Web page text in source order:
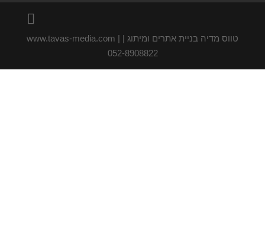
טווס מדיה בניית אתרים ומיתוג | www.tavas-media.com |
052-8908822